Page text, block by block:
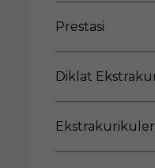
Prestasi
Diklat
Ekstrakurikuler